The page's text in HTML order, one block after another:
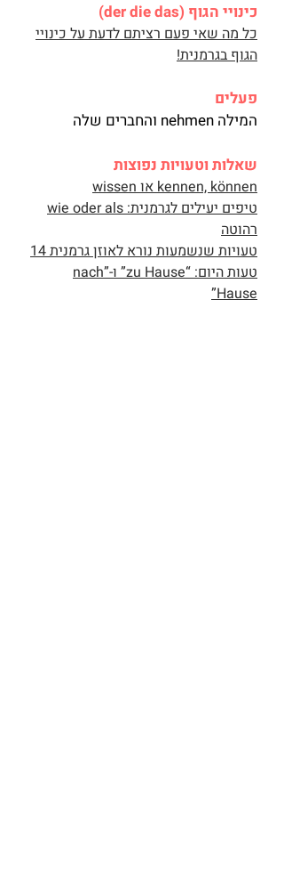
כינויי הגוף (der die das)
כל מה שאי פעם רציתם לדעת על כינויי
הגוף בגרמנית!
פעלים
המילה nehmen והחברים שלה
שאלות וטעויות נפוצות
kennen, können או wissen
wie oder als :טיפים יעילים לגרמנית
רהוטה
14 טעויות שנשמעות נורא לאוזן גרמנית
טעות היום: “zu Hause” ו-”nach
Hause”